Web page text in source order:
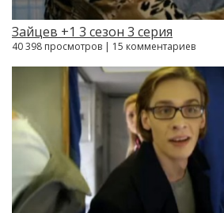
Зайцев +1 3 сезон 3 серия
40 398 просмотров | 15 комментариев